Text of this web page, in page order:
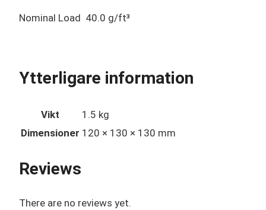
Nominal Load 40.0 g/ft³
Ytterligare information
Vikt
1.5 kg
Dimensioner 120 × 130 × 130 mm
Reviews
There are no reviews yet.